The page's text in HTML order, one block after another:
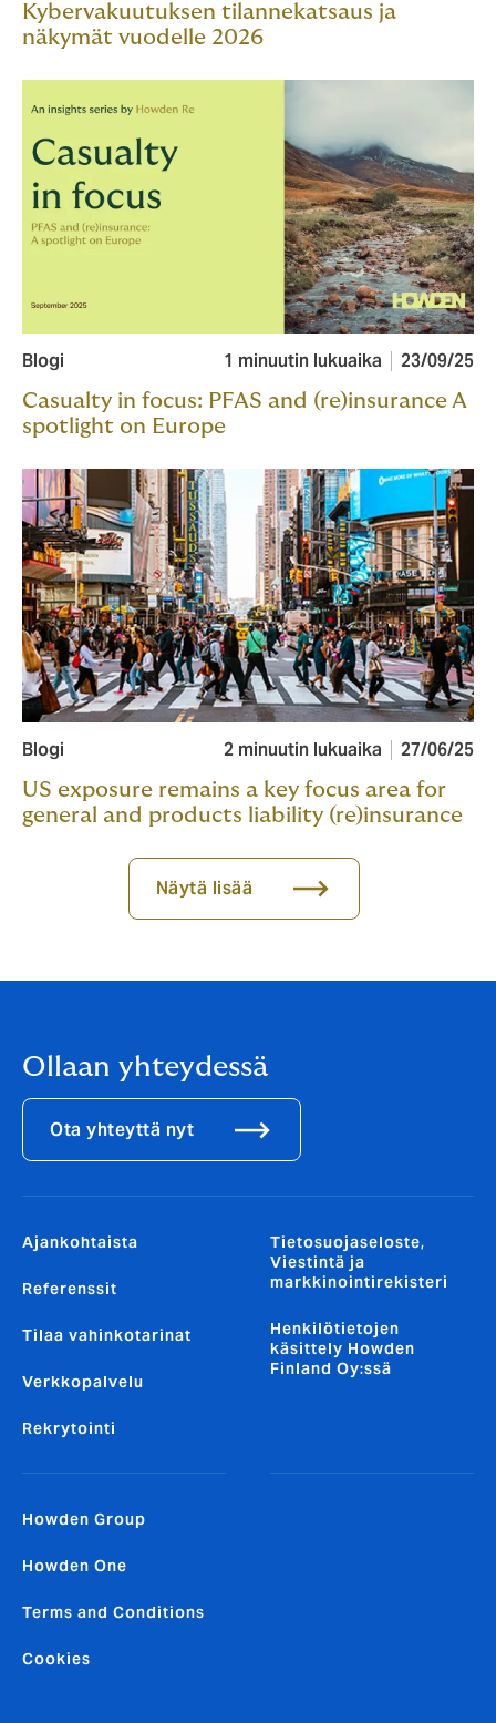
Kybervakuutuksen tilannekatsaus ja
näkymät vuodelle 2026
Blogi 1 minuutin lukuaika 23/09/25
Casualty in focus: PFAS and (re)insurance A
spotlight on Europe
Blogi 2 minuutin lukuaika 27/06/25
US exposure remains a key focus area for
general and products liability (re)insurance
Näytä lisää
Ollaan yhteydessä
Ota yhteyttä nyt
Ajankohtaista
Referenssit
Tilaa vahinkotarinat
Verkkopalvelu
Rekrytointi
Tietosuojaseloste,
Viestintä ja
markkinointirekisteri
Henkilötietojen
käsittely Howden
Finland Oy:ssä
Howden Group
Howden One
Terms and Conditions
Cookies